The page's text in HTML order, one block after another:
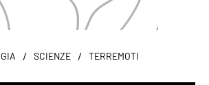
/ SCIENZE / TERREMOTI